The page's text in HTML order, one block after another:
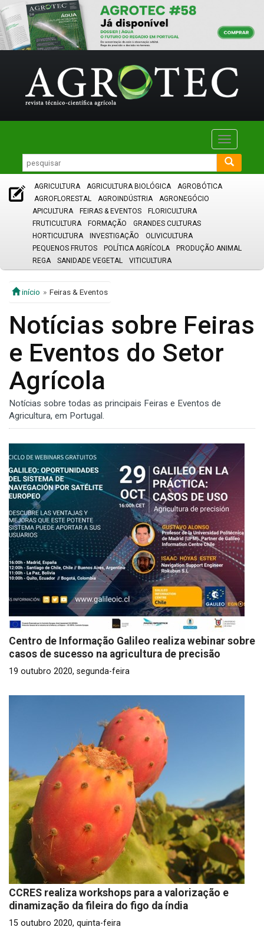
Toggle
AGRICULTURA AGRICULTURA BIOLÓGICA
AGROBÓTICA
AGROFLORESTAL
AGROINDÚSTRIA
AGRONEGÓCIO
APICULTURA
FEIRAS & EVENTOS
FLORICULTURA
FRUTICULTURA
FORMAÇÃO
GRANDES CULTURAS
HORTICULTURA
INVESTIGAÇÃO
OLIVICULTURA
PEQUENOS FRUTOS
POLÍTICA AGRÍCOLA
PRODUÇÃO ANIMAL
REGA
SANIDADE VEGETAL VITICULTURA
início Feiras & Eventos
Notícias sobre Feiras
e Eventos do Setor
Agrícola
Notícias sobre todas as principais Feiras e Eventos de
Agricultura, em Portugal.
Centro de Informação Galileo realiza webinar sobre
casos de sucesso na agricultura de precisão
19 outubro 2020, segunda-feira
CCRES realiza workshops para a valorização e
dinamização da fileira do figo da índia
15 outubro 2020, quinta-feira